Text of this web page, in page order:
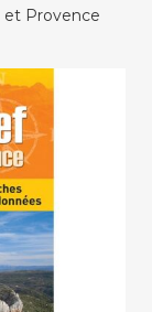
et Provence